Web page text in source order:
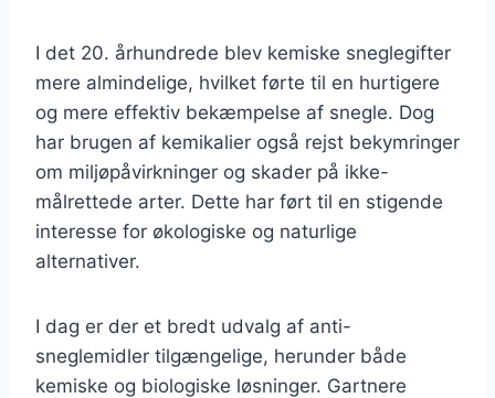
I det 20. århundrede blev kemiske sneglegifter
mere almindelige, hvilket førte til en hurtigere
og mere effektiv bekæmpelse af snegle. Dog
har brugen af kemikalier også rejst bekymringer
om miljøpåvirkninger og skader på ikke-
målrettede arter. Dette har ført til en stigende
interesse for økologiske og naturlige
alternativer.
I dag er der et bredt udvalg af anti-
sneglemidler tilgængelige, herunder både
kemiske og biologiske løsninger. Gartnere